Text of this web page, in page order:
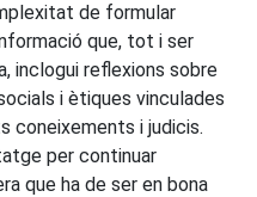
de formular
que, tot i ser
inclogui reflexions sobre
i ètiques vinculades
coneixements i judicis.
per continuar
que ha de ser en bona